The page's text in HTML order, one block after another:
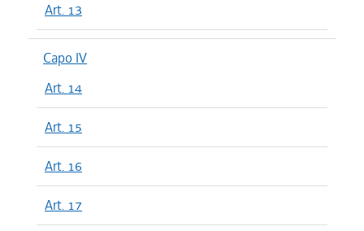
Art. 13
Capo IV
Art. 14
Art. 15
Art. 16
Art. 17